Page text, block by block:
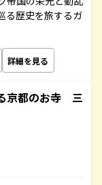
る歴史を旅するガ
詳細を見る
京都のお寺 三